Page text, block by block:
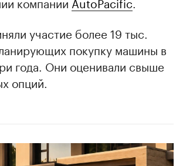
участие более 19 тыс.
покупку машины в
года. Они оценивали свыше
опций.